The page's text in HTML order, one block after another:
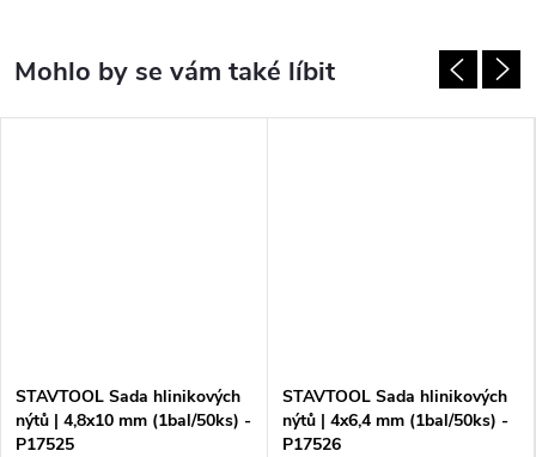
STAVTOOL Sada hlinikových
nýtů | 4,8x10 mm (1bal/50ks) -
P17525
STAVTOOL Sada hlinikových
nýtů | 4x6,4 mm (1bal/50ks) -
P17526